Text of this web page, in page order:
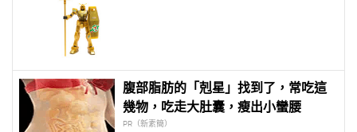
腹部脂肪的「剋星」找到了，常吃這
幾物，吃走大肚囊，瘦出小蠻腰
PR（新素簡）